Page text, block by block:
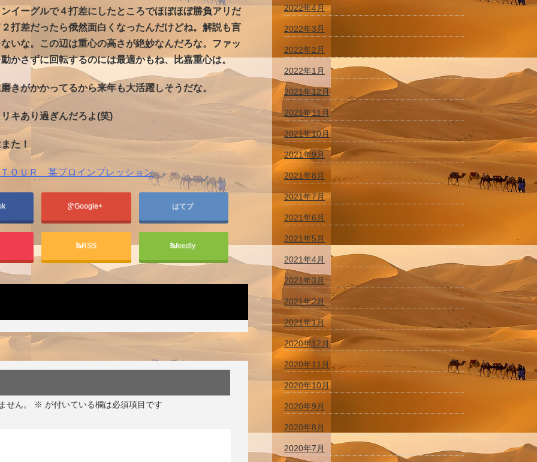
イーグルで４打差にしたところでほぼほぼ勝負アリだ
打差だったら俄然面白くなったんだけどね。解説も言
いな。この辺は重心の高さが絶妙なんだろな。ファッ
かさずに回転するのには最適かもね、比嘉重心は。
きがかかってるから来年も大活躍しそうだな。
キあり過ぎんだろよ(笑)
た！
ＯＵＲ 某プロインプレッション
Google+ はてブ
RSS feedly
せん。 ※ が付いている欄は必須項目です
2022年4月
2022年3月
2022年2月
2022年1月
2021年12月
2021年11月
2021年10月
2021年9月
2021年8月
2021年7月
2021年6月
2021年5月
2021年4月
2021年3月
2021年2月
2021年1月
2020年12月
2020年11月
2020年10月
2020年9月
2020年8月
2020年7月